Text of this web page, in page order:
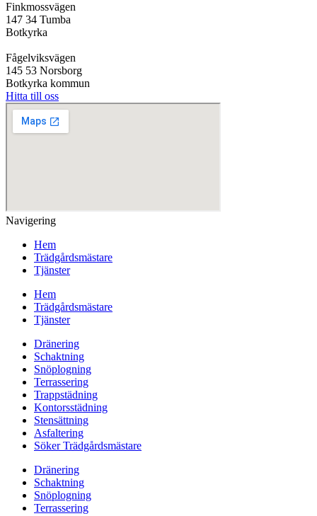
Finkmossvägen
147 34 Tumba
Botkyrka
Fågelviksvägen
145 53 Norsborg
Botkyrka kommun
Hitta till oss
Navigering
Hem
Trädgårdsmästare
Tjänster
Hem
Trädgårdsmästare
Tjänster
Dränering
Schaktning
Snöplogning
Terrassering
Trappstädning
Kontorsstädning
Stensättning
Asfaltering
Söker Trädgårdsmästare
Dränering
Schaktning
Snöplogning
Terrassering